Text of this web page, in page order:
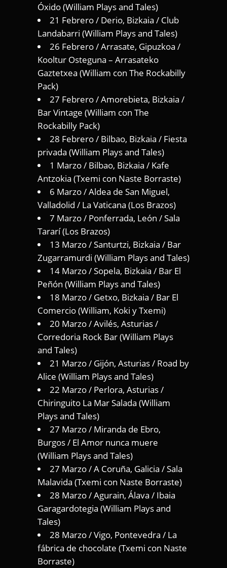
Óxido (William Plays and Tales)
21 Febrero / Derio, Bizkaia / Club
Landabarri (William Plays and Tales)
26 Febrero / Arrasate, Gipuzkoa /
Kooltur Osteguna – Arrasateko
Gaztetxea (William con The Rockabilly
Pack)
27 Febrero / Amorebieta, Bizkaia /
Bar Vintage (William con The
Rockabilly Pack)
28 Febrero / Bilbao, Bizkaia / Fiesta
privada (William Plays and Tales)
1 Marzo / Bilbao, Bizkaia / Kafe
Antzokia (Txemi con Naste Borraste)
6 Marzo / Aldea de San Miguel,
Valladolid / La Vaticana (Los Brazos)
7 Marzo / Ponferrada, León / Sala
Tararí (Los Brazos)
13 Marzo / Santurtzi, Bizkaia / Bar
Zugarramurdi (William Plays and Tales)
14 Marzo / Sopela, Bizkaia / Bar El
Peñón (William Plays and Tales)
18 Marzo / Getxo, Bizkaia / Bar El
Comercio (William, Koki y Txemi)
20 Marzo / Avilés, Asturias /
Corredoria Rock Bar (William Plays
and Tales)
21 Marzo / Gijón, Asturias / Road by
Alice (William Plays and Tales)
22 Marzo / Perlora, Asturias /
Chiringuito La Mar Salada (William
Plays and Tales)
27 Marzo / Miranda de Ebro,
Burgos / El Amor nunca muere
(William Plays and Tales)
27 Marzo / A Coruña, Galicia / Sala
Malavida (Txemi con Naste Borraste)
28 Marzo / Agurain, Álava / Ibaia
Garagardotegia (William Plays and
Tales)
28 Marzo / Vigo, Pontevedra / La
fábrica de chocolate (Txemi con Naste
Borraste)